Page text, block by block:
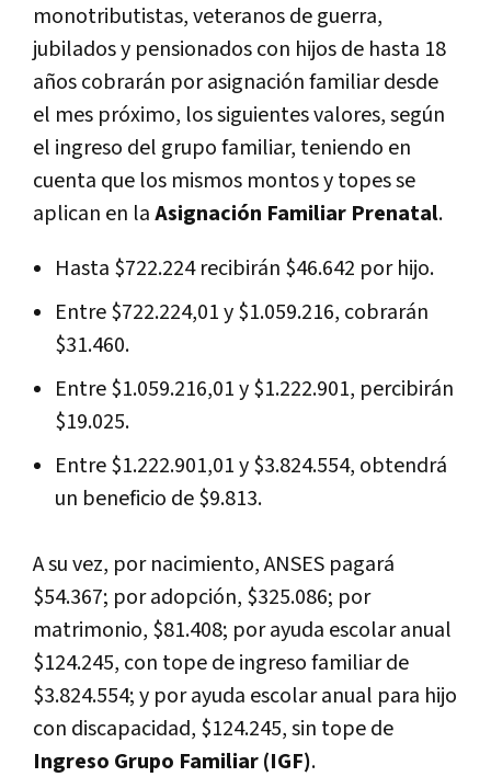
monotributistas, veteranos de guerra,
jubilados y pensionados con hijos de hasta 18
años cobrarán por asignación familiar desde
el mes próximo, los siguientes valores, según
el ingreso del grupo familiar, teniendo en
cuenta que los mismos montos y topes se
aplican en laAsignación Familiar Prenatal.
Hasta $722.224 recibirán $46.642 por hijo.
Entre $722.224,01 y $1.059.216, cobrarán
$31.460.
Entre $1.059.216,01 y $1.222.901, percibirán
$19.025.
Entre $1.222.901,01 y $3.824.554, obtendrá
un beneficio de $9.813.
A su vez, por nacimiento, ANSES pagará
$54.367; por adopción, $325.086; por
matrimonio, $81.408; por ayuda escolar anual
$124.245, con tope de ingreso familiar de
$3.824.554; y por ayuda escolar anual para hijo
con discapacidad, $124.245, sin tope de
Ingreso Grupo Familiar (IGF).